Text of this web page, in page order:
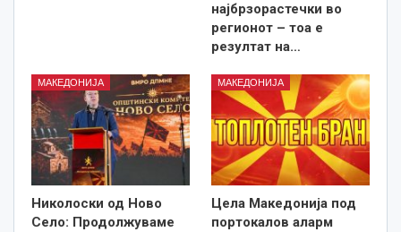
најбрзорастечки во
регионот – тоа е
резултат на…
МАКЕДОНИЈА
Николоски од Ново
Село: Продолжуваме
МАКЕДОНИЈА
Цела Македонија под
портокалов аларм